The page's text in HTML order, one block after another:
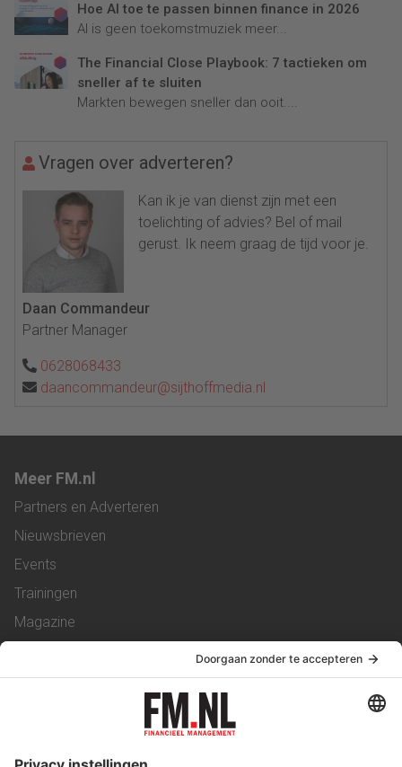
Hoe AI toe te passen binnen finance in 2026
AI is geen toekomstmuziek meer...
The Financial Close Playbook: 7 tactieken om
sneller af te sluiten
Markten bewegen sneller dan ooit....
Vragen over adverteren?
Kan ik je van dienst zijn met een
toelichting of advies? Bel of mail
gerust. Ik neem graag de tijd voor je.
Daan Commandeur
Partner Manager
0628068433
daancommandeur@sijthoffmedia.nl
Meer FM.nl
Partners en Adverteren
Nieuwsbrieven
Events
Trainingen
Magazine
Service & Contact